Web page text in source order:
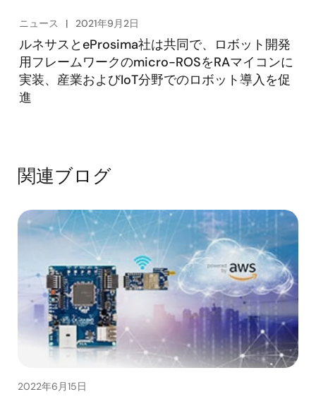
ニュース 2021年9月2日
ルネサスとeProsima社は共同で、ロボット開発
用フレームワークのmicro-ROSをRAマイコンに
実装、産業およびIoT分野でのロボット導入を促
進
関連ブログ
2022年6月15日